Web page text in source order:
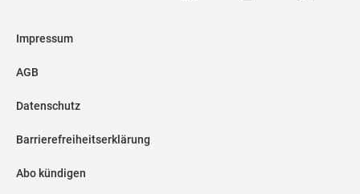
Impressum
AGB
Datenschutz
Barrierefreiheitserklärung
Abo kündigen